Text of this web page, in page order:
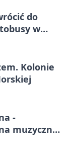
do
w
Kolonie
-
muzyczną